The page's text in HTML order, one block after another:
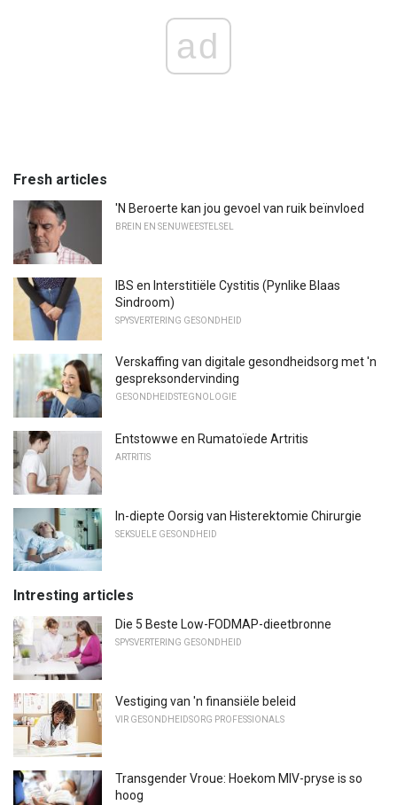
ad
Fresh articles
'N Beroerte kan jou gevoel van ruik beïnvloed
BREIN EN SENUWEESTELSEL
IBS en Interstitiële Cystitis (Pynlike Blaas
Sindroom)
SPYSVERTERING GESONDHEID
Verskaffing van digitale gesondheidsorg met 'n
gespreksondervinding
GESONDHEIDSTEGNOLOGIE
Entstowwe en Rumatoïede Artritis
ARTRITIS
In-diepte Oorsig van Histerektomie Chirurgie
SEKSUELE GESONDHEID
Intresting articles
Die 5 Beste Low-FODMAP-dieetbronne
SPYSVERTERING GESONDHEID
Vestiging van 'n finansiële beleid
VIR GESONDHEIDSORG PROFESSIONALS
Transgender Vroue: Hoekom MIV-pryse is so
hoog